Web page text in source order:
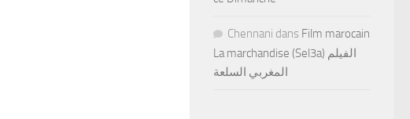
Chennani dans Film marocain
La marchandise (Sel3a) الفيلم
المغربي السلعة